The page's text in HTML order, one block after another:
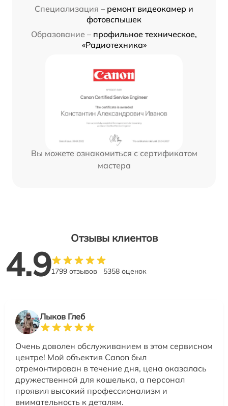
Специализация – ремонт видеокамер и
фотовспышек
Образование – профильное техническое,
«Радиотехника»
Вы можете ознакомиться с сертификатом
мастера
Отзывы клиентов
4.91799 отзывов 5358 оценок
Лыков Глеб
Очень доволен обслуживанием в этом сервисном
центре! Мой объектив Canon был
отремонтирован в течение дня, цена оказалась
дружественной для кошелька, а персонал
проявил высокий профессионализм и
внимательность к деталям.